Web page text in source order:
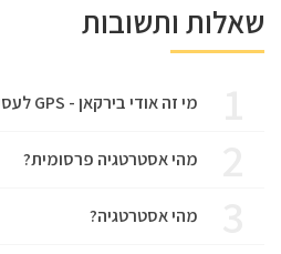
שאלות ותשובות
מי זה אודי בירקאן - GPS לעסקים?
מהי אסטרטגיה פרסומית?
מהי אסטרטגיה?